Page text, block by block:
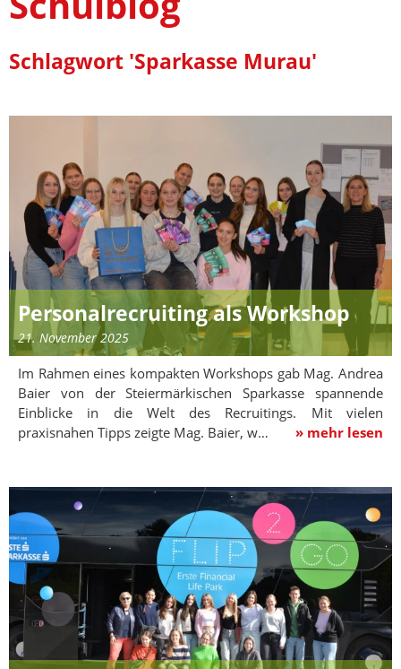
Schlagwort 'Sparkasse Murau'
Personalrecruiting als Workshop
21. November 2025
Im Rahmen eines kompakten Workshops gab Mag. Andrea
Baier von der Steiermärkischen Sparkasse spannende
Einblicke in die Welt des Recruitings. Mit vielen
praxisnahen Tipps zeigte Mag. Baier, w…
» mehr lesen